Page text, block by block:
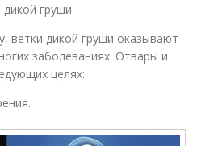
груши
ветки дикой груши оказывают
заболеваниях. Отвары и
целях: